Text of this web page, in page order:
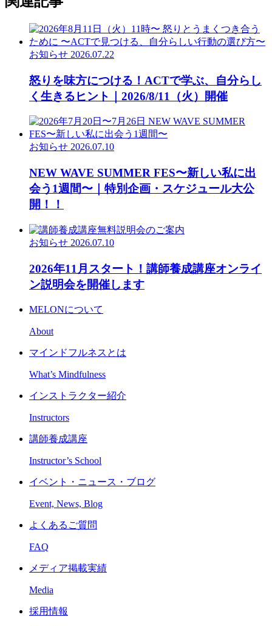
お知らせ 2026.07.22
怒りを味方につける！ACTで学ぶ、自分らし
く生きるヒント｜2026/8/11（火）開催
お知らせ 2026.07.10
NEW WAVE SUMMER FES〜新しい私に出
会う1週間〜｜特別企画・スケジュール大公
開！！
お知らせ 2026.07.10
2026年11月スタート！講師養成講座オンライ
ン説明会を開催します
MELONについて
About
マインドフルネスとは
What’s Mindfulness
インストラクター紹介
Instructors
講師養成講座
Instructor’s School
イベント・ニュース・ブログ
Event, News, Blog
よくあるご質問
FAQ
メディア掲載実績
Media
採用情報